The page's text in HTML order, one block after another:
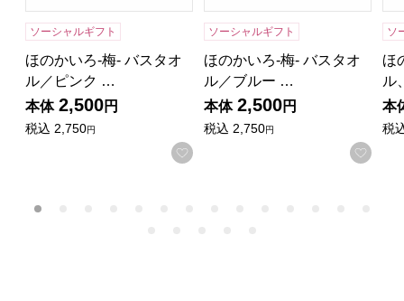
ソーシャルギフト
ほのかいろ-梅- バスタオ
ル／ピンク …
本体 2,500円
税込 2,750円
お気に入りに登録する
ソーシャルギフト
ほのかいろ-梅- バスタオ
ル／ブルー …
本体 2,500円
税込 2,750円
お気
ソ
ほ
ル
本
税